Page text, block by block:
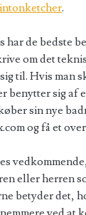
.
har de bedste
om det
til. Hvis man
benytter sig af
sin nye
og få et
eller herren
betyder det,